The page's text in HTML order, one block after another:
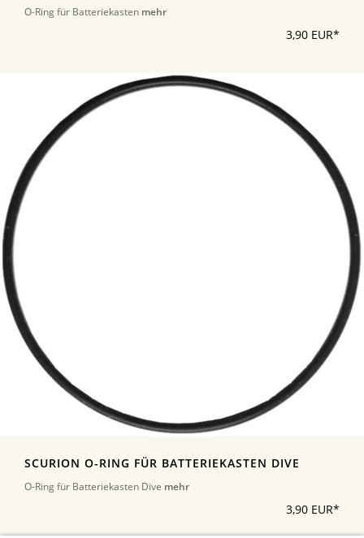
O-Ring für Batteriekasten mehr
3,90 EUR*
SCURION O-RING FÜR BATTERIEKASTEN DIVE
O-Ring für Batteriekasten Dive mehr
3,90 EUR*